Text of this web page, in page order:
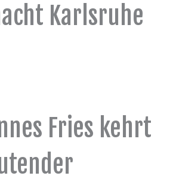
Karlsruhe
Fries kehrt